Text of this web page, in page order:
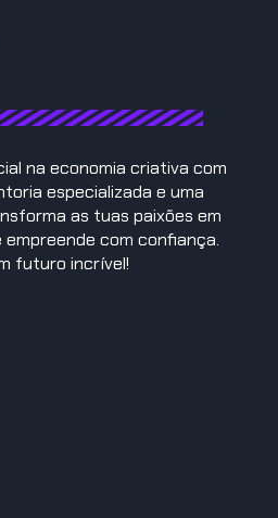
na economia criativa com
especializada e uma
as tuas paixões em
com confiança.
futuro incrível!